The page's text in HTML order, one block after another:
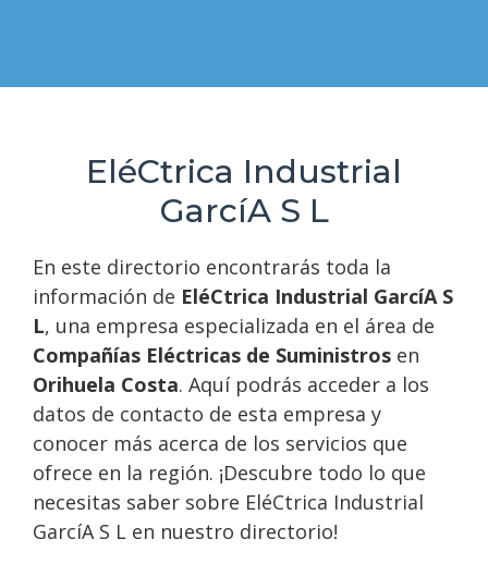
EléCtrica Industrial
GarcíA S L
En este directorio encontrarás toda la
información de EléCtrica Industrial GarcíA S
L, una empresa especializada en el área de
Compañías Eléctricas de Suministros en
Orihuela Costa. Aquí podrás acceder a los
datos de contacto de esta empresa y
conocer más acerca de los servicios que
ofrece en la región. ¡Descubre todo lo que
necesitas saber sobre EléCtrica Industrial
GarcíA S L en nuestro directorio!